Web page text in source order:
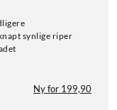
synlige riper
Ny for 199,90